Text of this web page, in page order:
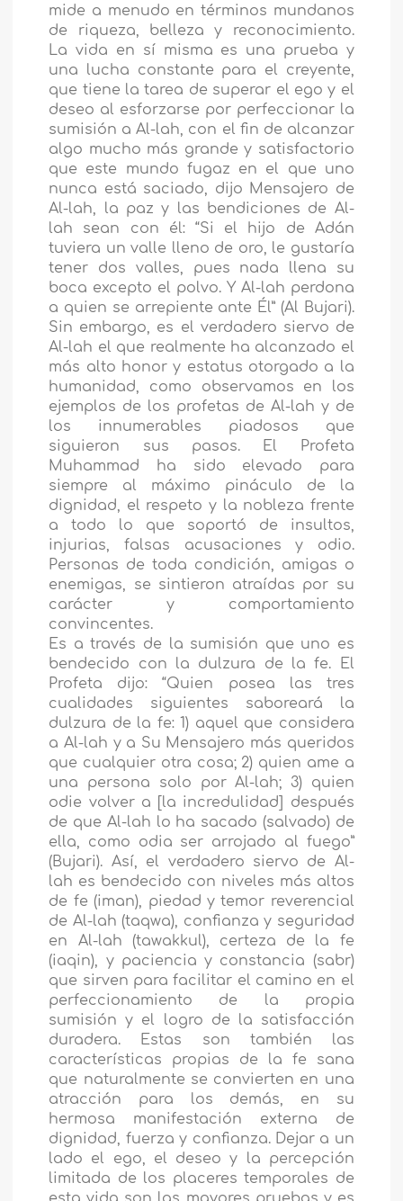
mide a menudo en términos mundanos
de riqueza, belleza y reconocimiento.
La vida en sí misma es una prueba y
una lucha constante para el creyente,
que tiene la tarea de superar el ego y el
deseo al esforzarse por perfeccionar la
sumisión a Al-lah, con el fin de alcanzar
algo mucho más grande y satisfactorio
que este mundo fugaz en el que uno
nunca está saciado, dijo Mensajero de
Al-lah, la paz y las bendiciones de Al-
lah sean con él: “Si el hijo de Adán
tuviera un valle lleno de oro, le gustaría
tener dos valles, pues nada llena su
boca excepto el polvo. Y Al-lah perdona
a quien se arrepiente ante Él” (Al Bujari).
Sin embargo, es el verdadero siervo de
Al-lah el que realmente ha alcanzado el
más alto honor y estatus otorgado a la
humanidad, como observamos en los
ejemplos de los profetas de Al-lah y de
los innumerables piadosos que
siguieron sus pasos. El Profeta
Muhammad ha sido elevado para
siempre al máximo pináculo de la
dignidad, el respeto y la nobleza frente
a todo lo que soportó de insultos,
injurias, falsas acusaciones y odio.
Personas de toda condición, amigas o
enemigas, se sintieron atraídas por su
carácter y comportamiento
convincentes.
Es a través de la sumisión que uno es
bendecido con la dulzura de la fe. El
Profeta dijo: “Quien posea las tres
cualidades siguientes saboreará la
dulzura de la fe: 1) aquel que considera
a Al-lah y a Su Mensajero más queridos
que cualquier otra cosa; 2) quien ame a
una persona solo por Al-lah; 3) quien
odie volver a [la incredulidad] después
de que Al-lah lo ha sacado (salvado) de
ella, como odia ser arrojado al fuego”
(Bujari). Así, el verdadero siervo de Al-
lah es bendecido con niveles más altos
de fe (iman), piedad y temor reverencial
de Al-lah (taqwa), confianza y seguridad
en Al-lah (tawakkul), certeza de la fe
(iaqin), y paciencia y constancia (sabr)
que sirven para facilitar el camino en el
perfeccionamiento de la propia
sumisión y el logro de la satisfacción
duradera. Estas son también las
características propias de la fe sana
que naturalmente se convierten en una
atracción para los demás, en su
hermosa manifestación externa de
dignidad, fuerza y confianza. Dejar a un
lado el ego, el deseo y la percepción
limitada de los placeres temporales de